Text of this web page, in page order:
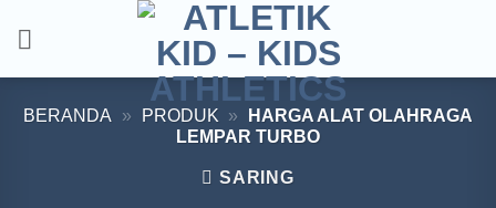
BERANDA » PRODUK »
HARGA ALAT OLAHRAGA
LEMPAR TURBO
SARING